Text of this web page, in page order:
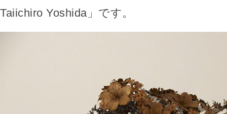
Taiichiro Yoshida」です。